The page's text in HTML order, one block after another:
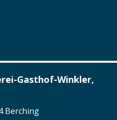
Gasthof-Winkler,
Berching